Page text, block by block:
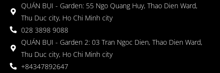
QUÁN BỤI - Garden: 55 Ngo Quang Huy, Thao Dien Ward,
Thu Duc city, Ho Chi Minh city
028 3898 9088
QUÁN BỤI - Garden 2: 03 Tran Ngoc Dien, Thao Dien Ward,
Thu Duc city, Ho Chi Minh city
+84347892647